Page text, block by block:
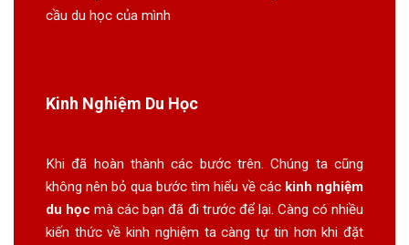
cầu du học của mình
Kinh Nghiệm Du Học
Khi đã hoàn thành các bước trên. Chúng ta cũng
không nên bỏ qua bước tìm hiểu về các kinh nghiệm
du học mà các bạn đã đi trước để lại. Càng có nhiều
kiến thức về kinh nghiệm ta càng tự tin hơn khi đặt